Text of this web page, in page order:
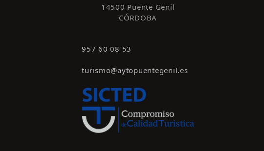
14500 Puente Genil
CÓRDOBA
957 60 08 53
turismo@aytopuentegenil.es